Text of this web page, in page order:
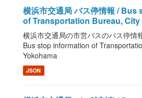
横浜市交通局 バス停情報 /
of Transportation Bureau,
横浜市交通局の市営バスのバス停情
Bus stop information of
Yokohama
JSON